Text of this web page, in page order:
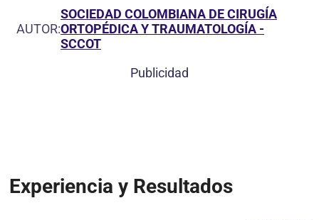
AUTOR:
SOCIEDAD COLOMBIANA DE CIRUGÍA
ORTOPÉDICA Y TRAUMATOLOGÍA -
SCCOT
Publicidad
Experiencia y Resultados